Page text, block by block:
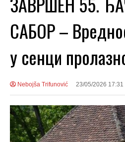
САБОР –
у сенци
Nebojša Trifunović 23/05/2026 17:31